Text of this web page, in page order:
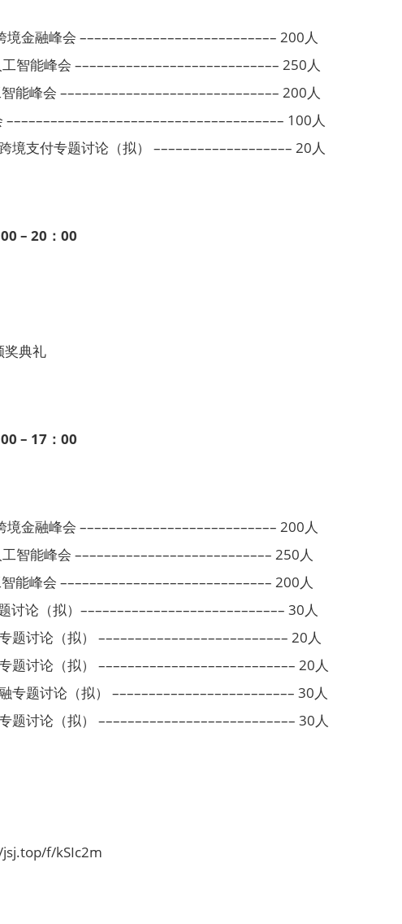
金融峰会 ––––––––––––––––––––––––––– 200人
智能峰会 –––––––––––––––––––––––––––– 250人
能峰会 –––––––––––––––––––––––––––––– 200人
100人
境支付专题讨论（拟） ––––––––––––––––––– 20人
– 20：00
奖典礼
– 17：00
金融峰会 ––––––––––––––––––––––––––– 200人
智能峰会 ––––––––––––––––––––––––––– 250人
能峰会 ––––––––––––––––––––––––––––– 200人
讨论（拟）–––––––––––––––––––––––––––– 30人
题讨论（拟） –––––––––––––––––––––––––– 20人
题讨论（拟） ––––––––––––––––––––––––––– 20人
专题讨论（拟） ––––––––––––––––––––––––– 30人
题讨论（拟） ––––––––––––––––––––––––––– 30人
f/kSIc2m